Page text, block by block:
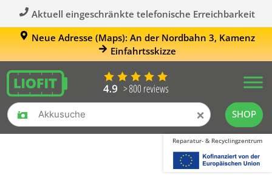
Aktuell eingeschränkte telefonische Erreichbarkeit
Neue Adresse (Maps): An der Nordbahn 3, Kamenz
Einfahrtsskizze
× SHOP
Reparatur- & Recyclingzentrum